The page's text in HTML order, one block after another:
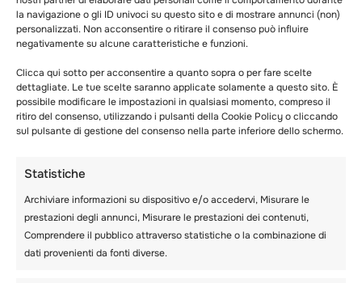
la navigazione o gli ID univoci su questo sito e di mostrare annunci (non)
personalizzati. Non acconsentire o ritirare il consenso può influire
negativamente su alcune caratteristiche e funzioni.
Clicca qui sotto per acconsentire a quanto sopra o per fare scelte
dettagliate. Le tue scelte saranno applicate solamente a questo sito. È
possibile modificare le impostazioni in qualsiasi momento, compreso il
ritiro del consenso, utilizzando i pulsanti della Cookie Policy o cliccando
sul pulsante di gestione del consenso nella parte inferiore dello schermo.
Statistiche
Archiviare informazioni su dispositivo e/o accedervi, Misurare le
prestazioni degli annunci, Misurare le prestazioni dei contenuti,
Comprendere il pubblico attraverso statistiche o la combinazione di
dati provenienti da fonti diverse.
NEWSLETTER DI
GIUGNO: LA PRIMA
SESSIONE È STATA
UN GRANDE
SUCCESSO! COSA CI
ASPETTA?